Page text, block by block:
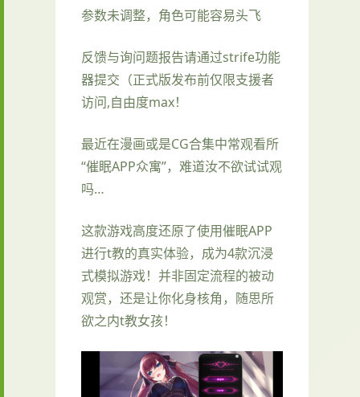
参数未调整，角色可能容易头飞
反馈与询问题报告请通过strife功能
器提交（正式版发布前仅限支援者
访问,自由度max！
最近在漫画或是CG合集中常观看所
“催眠APP众寓”，难道汝不欲试试观
吗…
这款游戏高度还原了使用催眠APP
进行t教的真实体验，成为4款沉浸
式模拟游戏！并非固定流程的被动
观赏，还是让你化身核角，随思所
欲之内t教女孩！